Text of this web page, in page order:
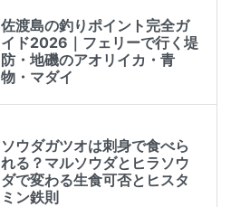
佐渡島の釣りポイント完全ガ
イド2026｜フェリーで行く堤
防・地磯のアオリイカ・青
物・マダイ
ソウダガツオは刺身で食べら
れる？マルソウダとヒラソウ
ダで変わる生食可否とヒスタ
ミン鉄則